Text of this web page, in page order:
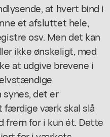
at hvert bind i
et afsluttet hele,
osv. Men det kan
ikke ønskeligt, med
at udgive brevene i
synes, det er
færdige værk skal slå
frem for i kun ét. Dette